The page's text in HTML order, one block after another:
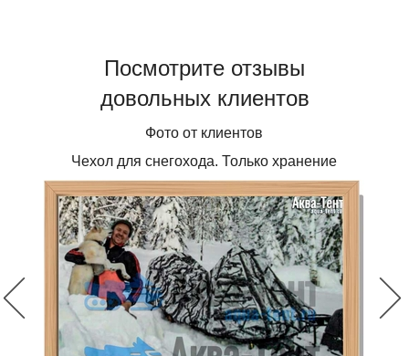
Посмотрите отзывы
довольных клиентов
Фото от клиентов
Чехол для снегохода. Только хранение